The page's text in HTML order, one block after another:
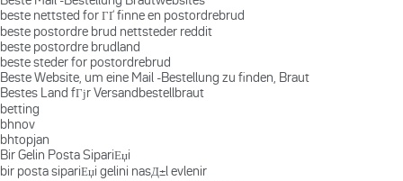
beste nettsted for ГҐ finne en postordrebrud
beste postordre brud nettsteder reddit
beste postordre brudland
beste steder for postordrebrud
Beste Website, um eine Mail -Bestellung zu finden, Braut
Bestes Land fГјr Versandbestellbraut
betting
bhnov
bhtopjan
Bir Gelin Posta SipariЕџi
bir posta sipariЕџi gelini nasД±l evlenir